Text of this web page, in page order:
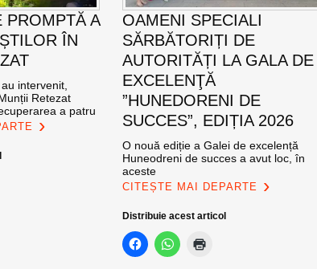
PROMPTĂ A
ÎN
intervenit,
Retezat
a patru
OAMENI SPECIALI
SĂRBĂTORIȚI DE
AUTORITĂȚI LA GALA DE
EXCELENŢĂ
”HUNEDORENI DE
SUCCES”, EDIȚIA 2026
O nouă ediție a Galei de excelență
Huneodreni de succes a avut loc, în
aceste
CITEȘTE MAI DEPARTE
Distribuie acest articol